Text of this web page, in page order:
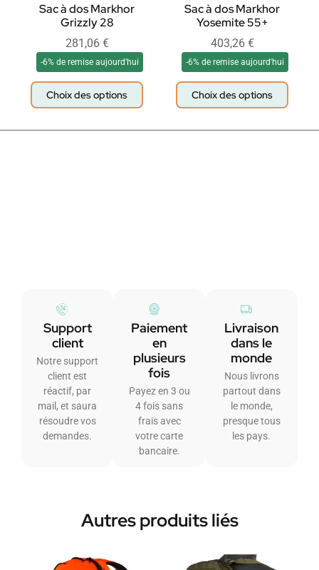
Sac à dos Markhor
Grizzly 28
281,06 €
-6% de remise aujourd'hui
Choix des options
Sac à dos Markhor
Yosemite 55+
403,26 €
-6% de remise aujourd'hui
Choix des options
Support
client
Notre support
client est
réactif, par
mail, et saura
résoudre vos
demandes.
Paiement
en
plusieurs
fois
Payez en 3 ou
4 fois sans
frais avec
votre carte
bancaire.
Livraison
dans le
monde
Nous livrons
partout dans
le monde,
presque tous
les pays.
Autres produits liés